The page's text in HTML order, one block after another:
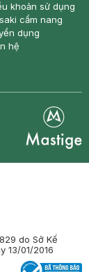
khoản sử dụng
cẩm nang
dụng
hệ
do Sở Kế
13/01/2016